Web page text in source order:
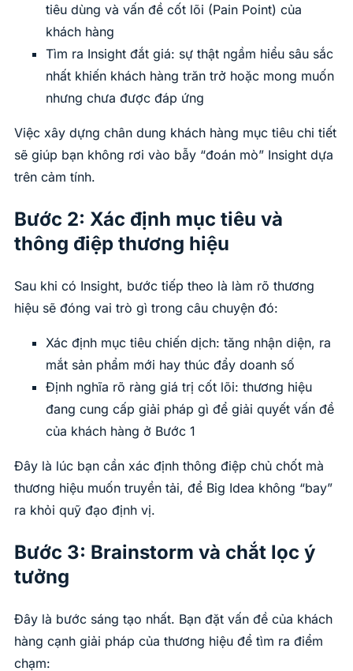
tiêu dùng và vấn đề cốt lõi (Pain Point) của
khách hàng
Tìm ra Insight đắt giá: sự thật ngầm hiểu sâu sắc
nhất khiến khách hàng trăn trở hoặc mong muốn
nhưng chưa được đáp ứng
Việc xây dựng chân dung khách hàng mục tiêu chi tiết
sẽ giúp bạn không rơi vào bẫy “đoán mò” Insight dựa
trên cảm tính.
Bước 2: Xác định mục tiêu và
thông điệp thương hiệu
Sau khi có Insight, bước tiếp theo là làm rõ thương
hiệu sẽ đóng vai trò gì trong câu chuyện đó:
Xác định mục tiêu chiến dịch: tăng nhận diện, ra
mắt sản phẩm mới hay thúc đẩy doanh số
Định nghĩa rõ ràng giá trị cốt lõi: thương hiệu
đang cung cấp giải pháp gì để giải quyết vấn đề
của khách hàng ở Bước 1
Đây là lúc bạn cần xác định thông điệp chủ chốt mà
thương hiệu muốn truyền tải, để Big Idea không “bay”
ra khỏi quỹ đạo định vị.
Bước 3: Brainstorm và chắt lọc ý
tưởng
Đây là bước sáng tạo nhất. Bạn đặt vấn đề của khách
hàng cạnh giải pháp của thương hiệu để tìm ra điểm
chạm: